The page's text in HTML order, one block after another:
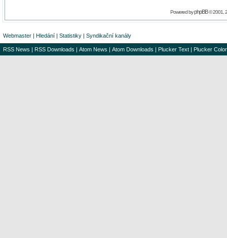
Powered byphpBB© 2001,
Webmaster | Hledání | Statistiky | Syndikační kanály
RSS News | RSS Downloads | Atom News | Atom Downloads | Plucker Text | Plucker Color